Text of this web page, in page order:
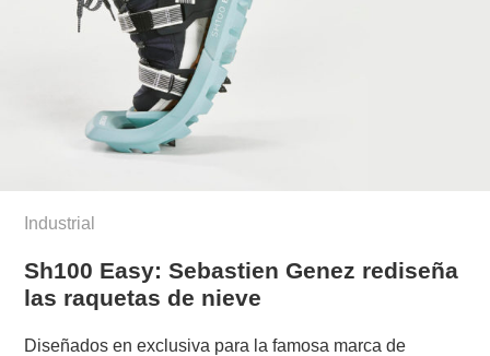
Industrial
Sh100 Easy: Sebastien Genez rediseña
las raquetas de nieve
Diseñados en exclusiva para la famosa marca de